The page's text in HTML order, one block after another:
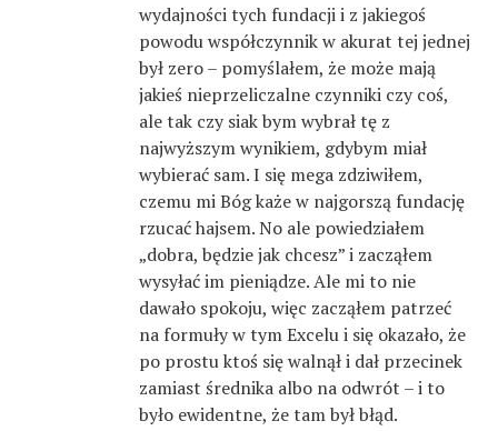
wydajności tych fundacji i z jakiegoś
powodu współczynnik w akurat tej jednej
był zero – pomyślałem, że może mają
jakieś nieprzeliczalne czynniki czy coś,
ale tak czy siak bym wybrał tę z
najwyższym wynikiem, gdybym miał
wybierać sam. I się mega zdziwiłem,
czemu mi Bóg każe w najgorszą fundację
rzucać hajsem. No ale powiedziałem
„dobra, będzie jak chcesz” i zacząłem
wysyłać im pieniądze. Ale mi to nie
dawało spokoju, więc zacząłem patrzeć
na formuły w tym Excelu i się okazało, że
po prostu ktoś się walnął i dał przecinek
zamiast średnika albo na odwrót – i to
było ewidentne, że tam był błąd.